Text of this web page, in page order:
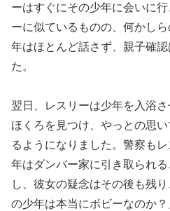
ーはすぐにその少年に会いに
ーに似ているものの、何かし
年はほとんど話さず、親子確
た。
翌日、レスリーは少年を入浴
ほくろを見つけ、やっとの思
るようになりました。警察も
年はダンバー家に引き取られ
し、彼女の疑念はその後も残
の少年は本当にボビーなのか